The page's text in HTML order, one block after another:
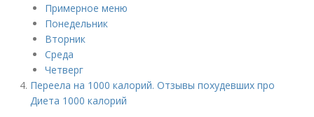
Примерное меню
Понедельник
Вторник
Среда
Четверг
Переела на 1000 калорий. Отзывы похудевших про
Диета 1000 калорий